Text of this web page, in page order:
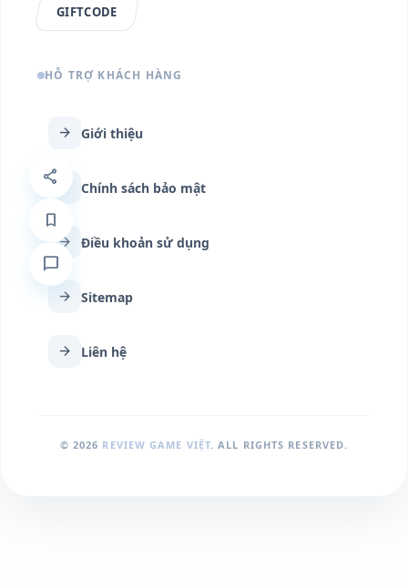
share
bookmark
chat_bubble
GIFTCODE
HỖ TRỢ KHÁCH HÀNG
arrow_forward Giới thiệu
arrow_forward Chính sách bảo mật
arrow_forward Điều khoản sử dụng
arrow_forward Sitemap
arrow_forward Liên hệ
© 2026 REVIEW GAME VIỆT. ALL RIGHTS RESERVED.